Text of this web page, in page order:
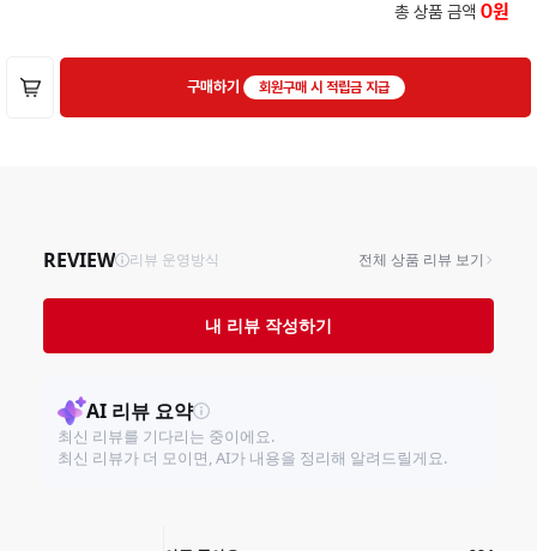
총 상품 금액 0
구매하기 회원구매 시 적립금 지급